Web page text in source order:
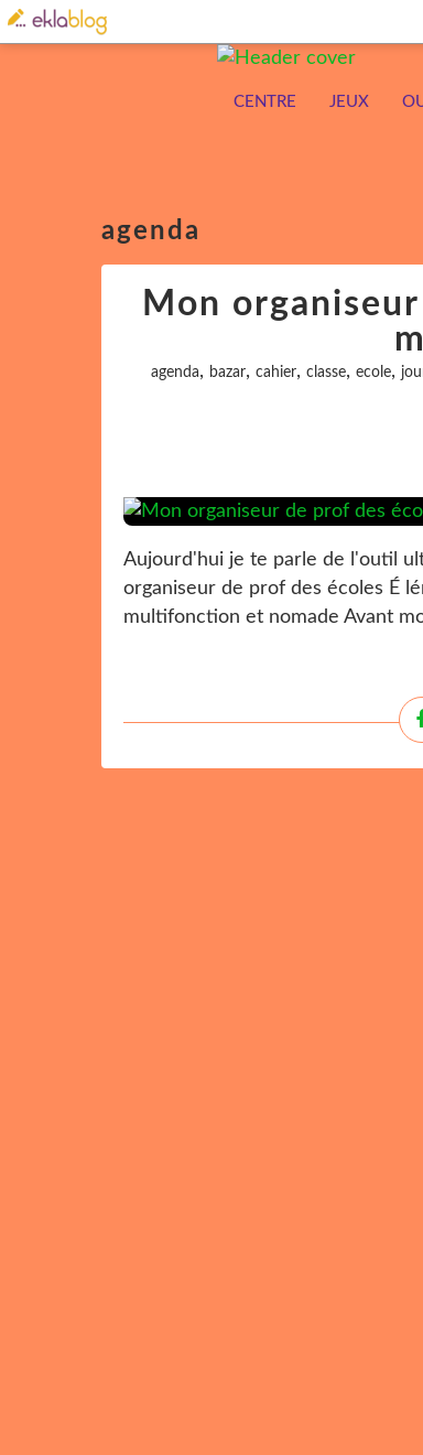
CENTRE JEUX
agenda
Mon
agenda, bazar, cahier, classe, ecole,
Aujourd'hui je te parle de l'outil
organiseur de prof des écoles É
multifonction et nomade Avant